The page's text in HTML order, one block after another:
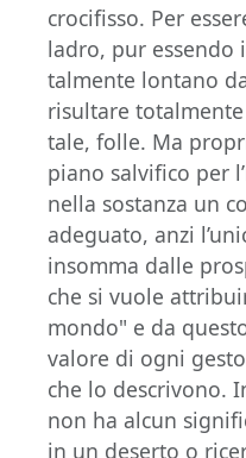
crocifisso. Per
ladro, pur essendo
talmente lontano
risultare
tale, folle. Ma
piano salvifico per
nella sostanza un
adeguato, anzi
insomma dalle
che si vuole
mondo" e da
valore di ogni
che lo descrivono.
non ha alcun
in un deserto o